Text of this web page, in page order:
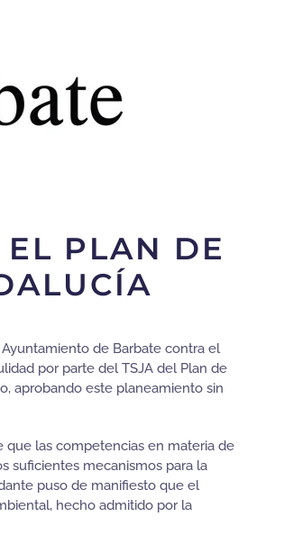
PLAN DE
de Barbate contra el
por parte del TSJA del Plan de
aprobando este planeamiento sin
las competencias en materia de
suficientes mecanismos para la
puso de manifiesto que el
hecho admitido por la